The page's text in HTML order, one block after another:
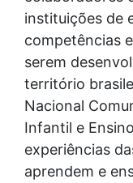
instituições de
competências
serem
território
Nacional
Infantil e
experiências
aprendem e